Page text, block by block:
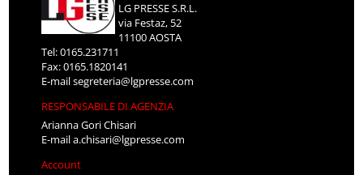
LG PRESSE S.R.L.
via Festaz, 52
11100 AOSTA
Tel: 0165.231711
Fax: 0165.1820141
E-mailsegreteria@lgpresse.com
RESPONSABILE DI AGENZIA
Arianna Gori Chisari
E-maila.chisari@lgpresse.com
Account